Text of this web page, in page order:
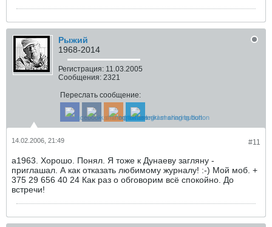
Рыжий
1968-2014
Регистрация: 11.03.2005
Сообщения: 2321
Переслать сообщение:
#11
14.02.2006, 21:49
a1963. Хорошо. Понял. Я тоже к Дунаеву загляну -
приглашал. А как отказать любимому журналу! :-) Мой моб. +
375 29 656 40 24 Как раз о обговорим всё спокойно. До
встречи!